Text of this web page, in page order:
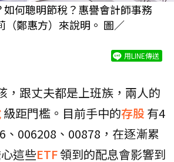
如何聰明節稅？惠譽會計師事務
（鄭惠方）來說明。 圖／
用LINE傳送
，跟丈夫都是上班族，兩人的
級距門檻。目前手中的存股有4
、006208、00878，在逐漸累
這些ETF領到的配息會影響到